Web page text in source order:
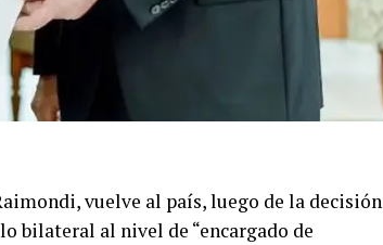
vuelve al país, luego de la decisión
bilateral al nivel de “encargado de